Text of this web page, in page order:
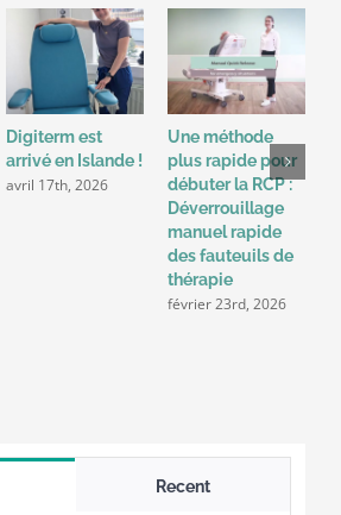
Digiterm est
arrivé en Islande !
avril 17th, 2026
Une méthode
plus rapide pour
débuter la RCP :
Déverrouillage
manuel rapide
des fauteuils de
thérapie
février 23rd, 2026
Recent